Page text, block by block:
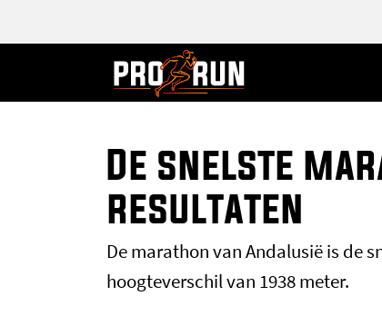
De snelste
resultaten
De marathon van Andalusië is de
hoogteverschil van 1938 meter.